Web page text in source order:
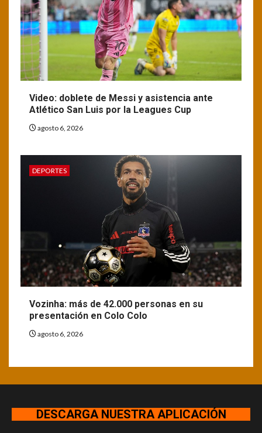
Video: doblete de Messi y asistencia ante
Atlético San Luis por la Leagues Cup
agosto 6, 2026
DEPORTES
Vozinha: más de 42.000 personas en su
presentación en Colo Colo
agosto 6, 2026
DESCARGA NUESTRA APLICACIÓN